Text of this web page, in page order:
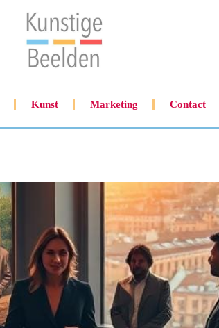
Kunst Marketing Contact